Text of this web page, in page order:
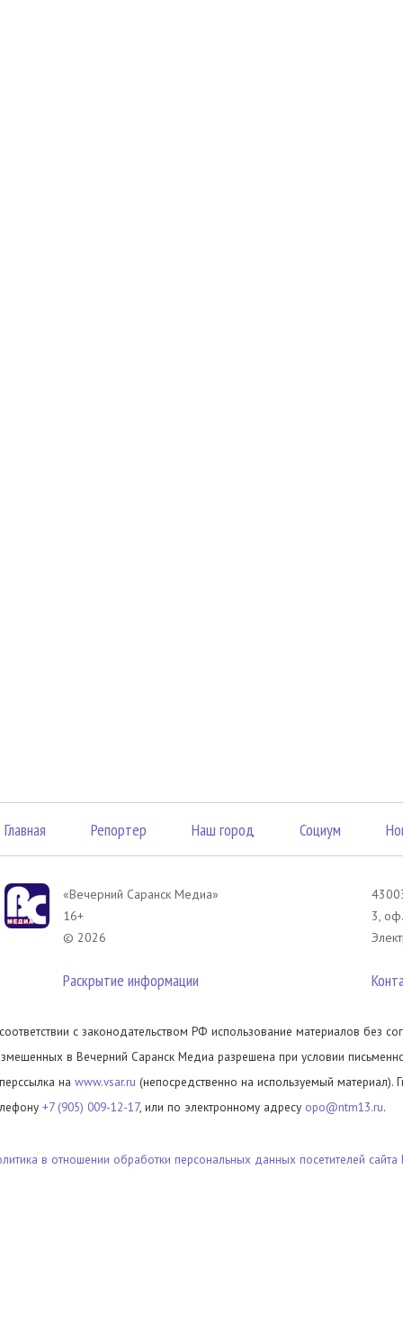
Главная Репортер Наш город Социум
«Вечерний Саранск Mедиа»
16+
© 2026
Раскрытие информации
3,
с законодательством РФ использование материалов без
в Вечерний Саранск Медиа разрешена при условии
на www.vsar.ru (непосредственно на используемый материал).
+7 (905) 009-12-17, или по электронному адресу opo@ntm13.ru.
в отношении обработки персональных данных посетителей